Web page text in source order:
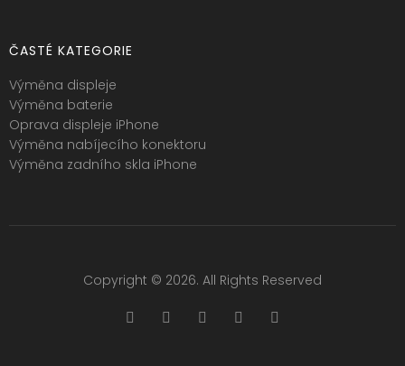
ČASTÉ KATEGORIE
Výměna displeje
Výměna baterie
Oprava displeje iPhone
Výměna nabíjecího konektoru
Výměna zadního skla iPhone
Copyright © 2026. All Rights Reserved